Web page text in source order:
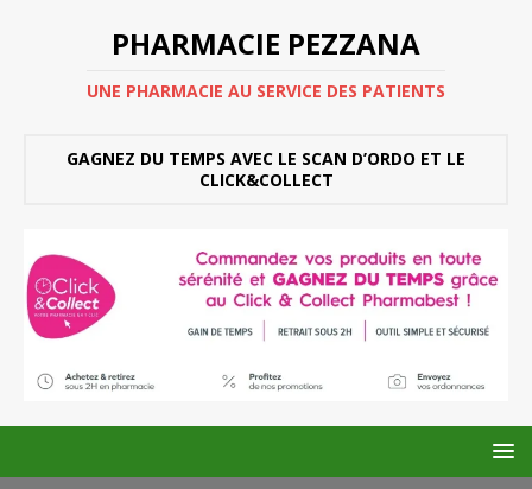
PHARMACIE PEZZANA
UNE PHARMACIE AU SERVICE DES PATIENTS
GAGNEZ DU TEMPS AVEC LE SCAN D’ORDO ET LE
CLICK&COLLECT